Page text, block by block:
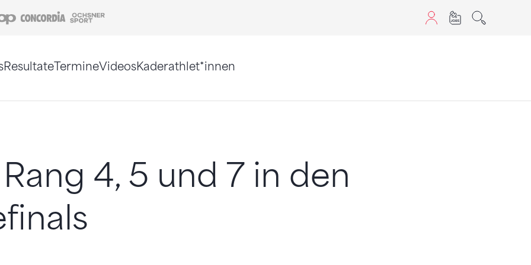
Coop Concordia
ResultateTermineVideosKaderathlet*innen
Rang 4, 5 und 7 in den